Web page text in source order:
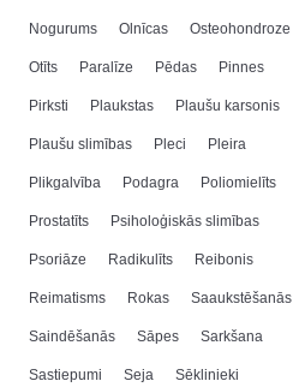
Nogurums Olnīcas Osteohondroze
Otīts Paralīze Pēdas Pinnes
Pirksti Plaukstas Plaušu karsonis
Plaušu slimības Pleci Pleira
Plikgalvība Podagra Poliomielīts
Prostatīts Psiholoģiskās slimības
Psoriāze Radikulīts Reibonis
Reimatisms Rokas Saaukstēšanās
Saindēšanās Sāpes Sarkšana
Sastiepumi Seja Sēklinieki